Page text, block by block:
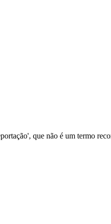
que não é um termo